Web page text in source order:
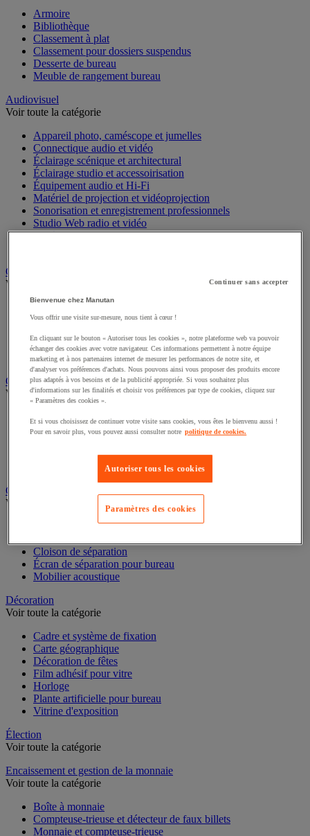
Armoire
Bibliothèque
Classement à plat
Classement pour dossiers suspendus
Desserte de bureau
Meuble de rangement bureau
Audiovisuel
Voir toute la catégorie
Appareil photo, caméscope et jumelles
Connectique audio et vidéo
Éclairage scénique et architectural
Éclairage studio et accessoirisation
Équipement audio et Hi-Fi
Matériel de projection et vidéoprojection
Sonorisation et enregistrement professionnels
Studio Web radio et vidéo
Système d'affichage dynamique et interactif
Chauffage, climatisation et traitement de l'air
Voir toute la catégorie
Climatiseur
Traitement de l'air
Ventilateur
Classement et archivage
Voir toute la catégorie
Accessoires de classement pour le bureau
Boîte et caisse d'archives
Classeur, intercalaire et pochette
Dossier suspendu
Cloison et mobilier acoustique
Voir toute la catégorie
Cloison acoustique
Cloison de séparation
Écran de séparation pour bureau
Mobilier acoustique
Décoration
Voir toute la catégorie
Cadre et système de fixation
Carte géographique
Décoration de fêtes
Film adhésif pour vitre
Horloge
Plante artificielle pour bureau
Vitrine d'exposition
Élection
Voir toute la catégorie
Encaissement et gestion de la monnaie
Voir toute la catégorie
Boîte à monnaie
Compteuse-trieuse et détecteur de faux billets
Monnaie et compteuse-trieuse
Continuer sans accepter
Bienvenue chez Manutan
Vous offrir une visite sur-mesure, nous tient à cœur !
En cliquant sur le bouton « Autoriser tous les cookies », notre plateforme web va pouvoir
échanger des cookies avec votre navigateur. Ces informations permettent à notre équipe
marketing et à nos partenaires internet de mesurer les performances de notre site, et
d'analyser vos préférences d'achats. Nous pouvons ainsi vous proposer des produits encore
plus adaptés à vos besoins et de la publicité appropriée. Si vous souhaitez plus
d'informations sur les finalités et choisir vos préférences par type de cookies, cliquez sur
« Paramètres des cookies ».
Et si vous choisissez de continuer votre visite sans cookies, vous êtes le bienvenu aussi !
Pour en savoir plus, vous pouvez aussi consulter notre politique de cookies.
Autoriser tous les cookies
Paramètres des cookies